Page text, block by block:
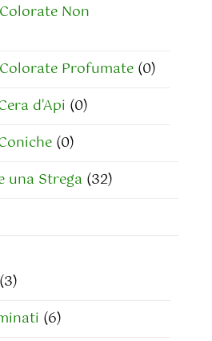
Non
Profumate (0)
d'Api (0)
(0)
una Strega (32)
(3)
(6)